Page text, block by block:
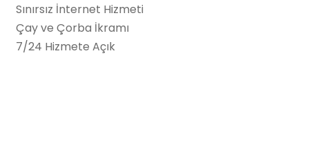
Sınırsız İnternet Hizmeti
Çay ve Çorba İkramı
7/24 Hizmete Açık